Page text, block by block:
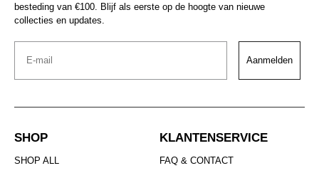
besteding van €100. Blijf als eerste op de hoogte van nieuwe
collecties en updates.
Email
Aanmelden
SHOP
SHOP ALL
KLANTENSERVICE
FAQ & CONTACT